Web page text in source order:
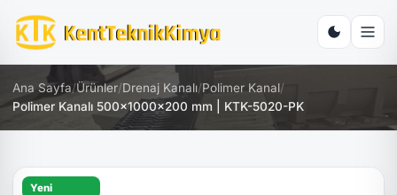
Ana Sayfa/Ürünler/Drenaj Kanalı/Polimer Kanal/
Polimer Kanalı 500x1000x200 mm | KTK-5020-PK
Yeni